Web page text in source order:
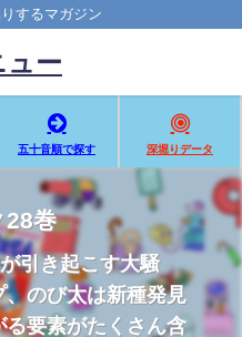
するマガジン
ュー
五十音順で探す 深堀りデータ
28巻
引き起こす大騒
のび太は新種発見
要素がたくさん含